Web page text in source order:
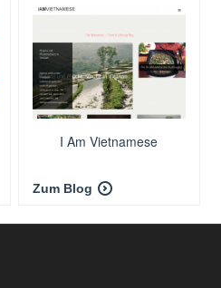
I Am Vietnamese
Zum Blog